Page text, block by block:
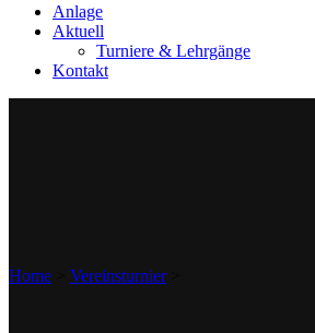
Anlage
Aktuell
Turniere & Lehrgänge
Kontakt
Home Vereinsturnier>